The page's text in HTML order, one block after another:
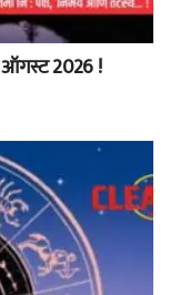
2026 !